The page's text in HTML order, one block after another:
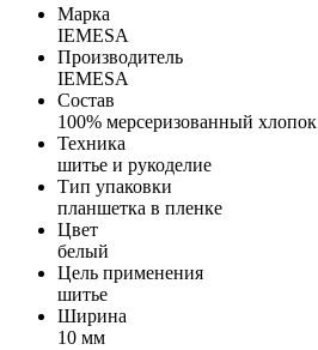
Марка
IEMESA
Производитель
IEMESA
Состав
100% мерсеризованный хлопок
Техника
шитье и рукоделие
Тип упаковки
планшетка в пленке
Цвет
белый
Цель применения
шитье
Ширина
10 мм